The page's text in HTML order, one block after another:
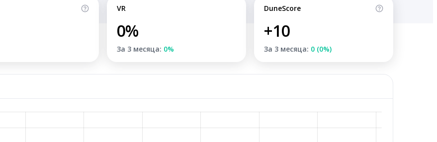
VR
0%
За 3 месяца: 0%
DuneScore
+10
За 3 месяца: 0 (0%)